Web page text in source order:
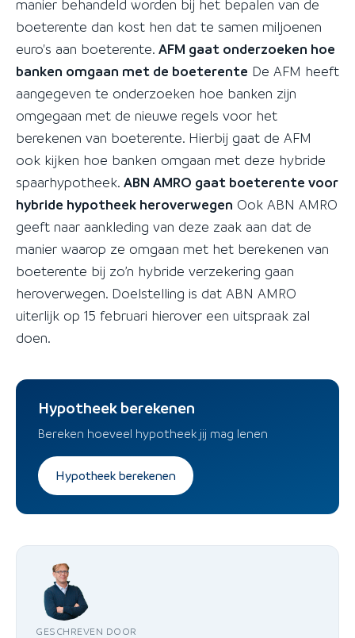
manier behandeld worden bij het bepalen van de
boeterente dan kost hen dat te samen miljoenen
euro's aan boeterente. AFM gaat onderzoeken hoe
banken omgaan met de boeterente De AFM heeft
aangegeven te onderzoeken hoe banken zijn
omgegaan met de nieuwe regels voor het
berekenen van boeterente. Hierbij gaat de AFM
ook kijken hoe banken omgaan met deze hybride
spaarhypotheek. ABN AMRO gaat boeterente voor
hybride hypotheek heroverwegen Ook ABN AMRO
geeft naar aankleding van deze zaak aan dat de
manier waarop ze omgaan met het berekenen van
boeterente bij zo’n hybride verzekering gaan
heroverwegen. Doelstelling is dat ABN AMRO
uiterlijk op 15 februari hierover een uitspraak zal
doen.
Hypotheek berekenen
Bereken hoeveel hypotheek jij mag lenen
Hypotheek berekenen
GESCHREVEN DOOR